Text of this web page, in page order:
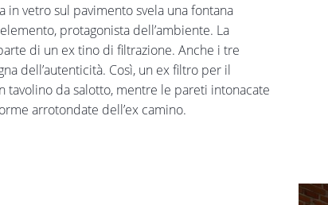
in vetro sul pavimento svela una fontana
protagonista dell’ambiente. La
di un ex tino di filtrazione. Anche i tre
dell’autenticità. Così, un ex filtro per il
da salotto, mentre le pareti intonacate
arrotondate dell’ex camino.